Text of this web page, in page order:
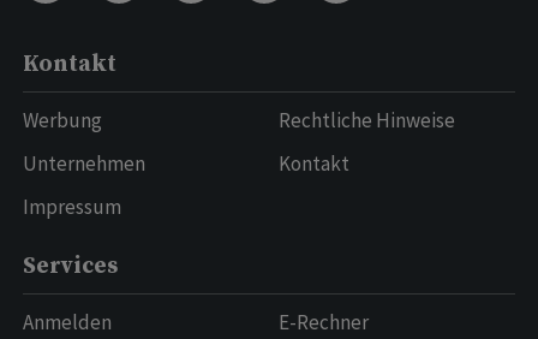
Kontakt
Werbung
Unternehmen
Impressum
Rechtliche Hinweise
Kontakt
Services
Anmelden
E-Rechner